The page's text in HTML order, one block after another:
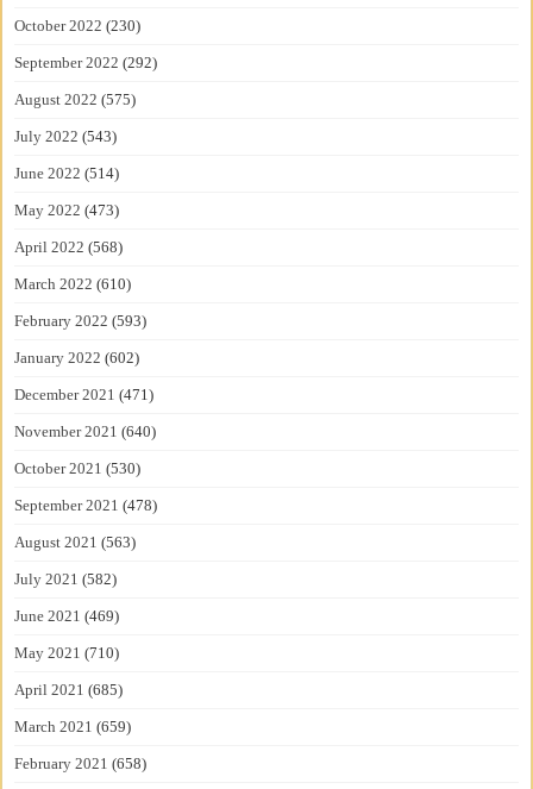
October 2022 (230)
September 2022 (292)
August 2022 (575)
July 2022 (543)
June 2022 (514)
May 2022 (473)
April 2022 (568)
March 2022 (610)
February 2022 (593)
January 2022 (602)
December 2021 (471)
November 2021 (640)
October 2021 (530)
September 2021 (478)
August 2021 (563)
July 2021 (582)
June 2021 (469)
May 2021 (710)
April 2021 (685)
March 2021 (659)
February 2021 (658)